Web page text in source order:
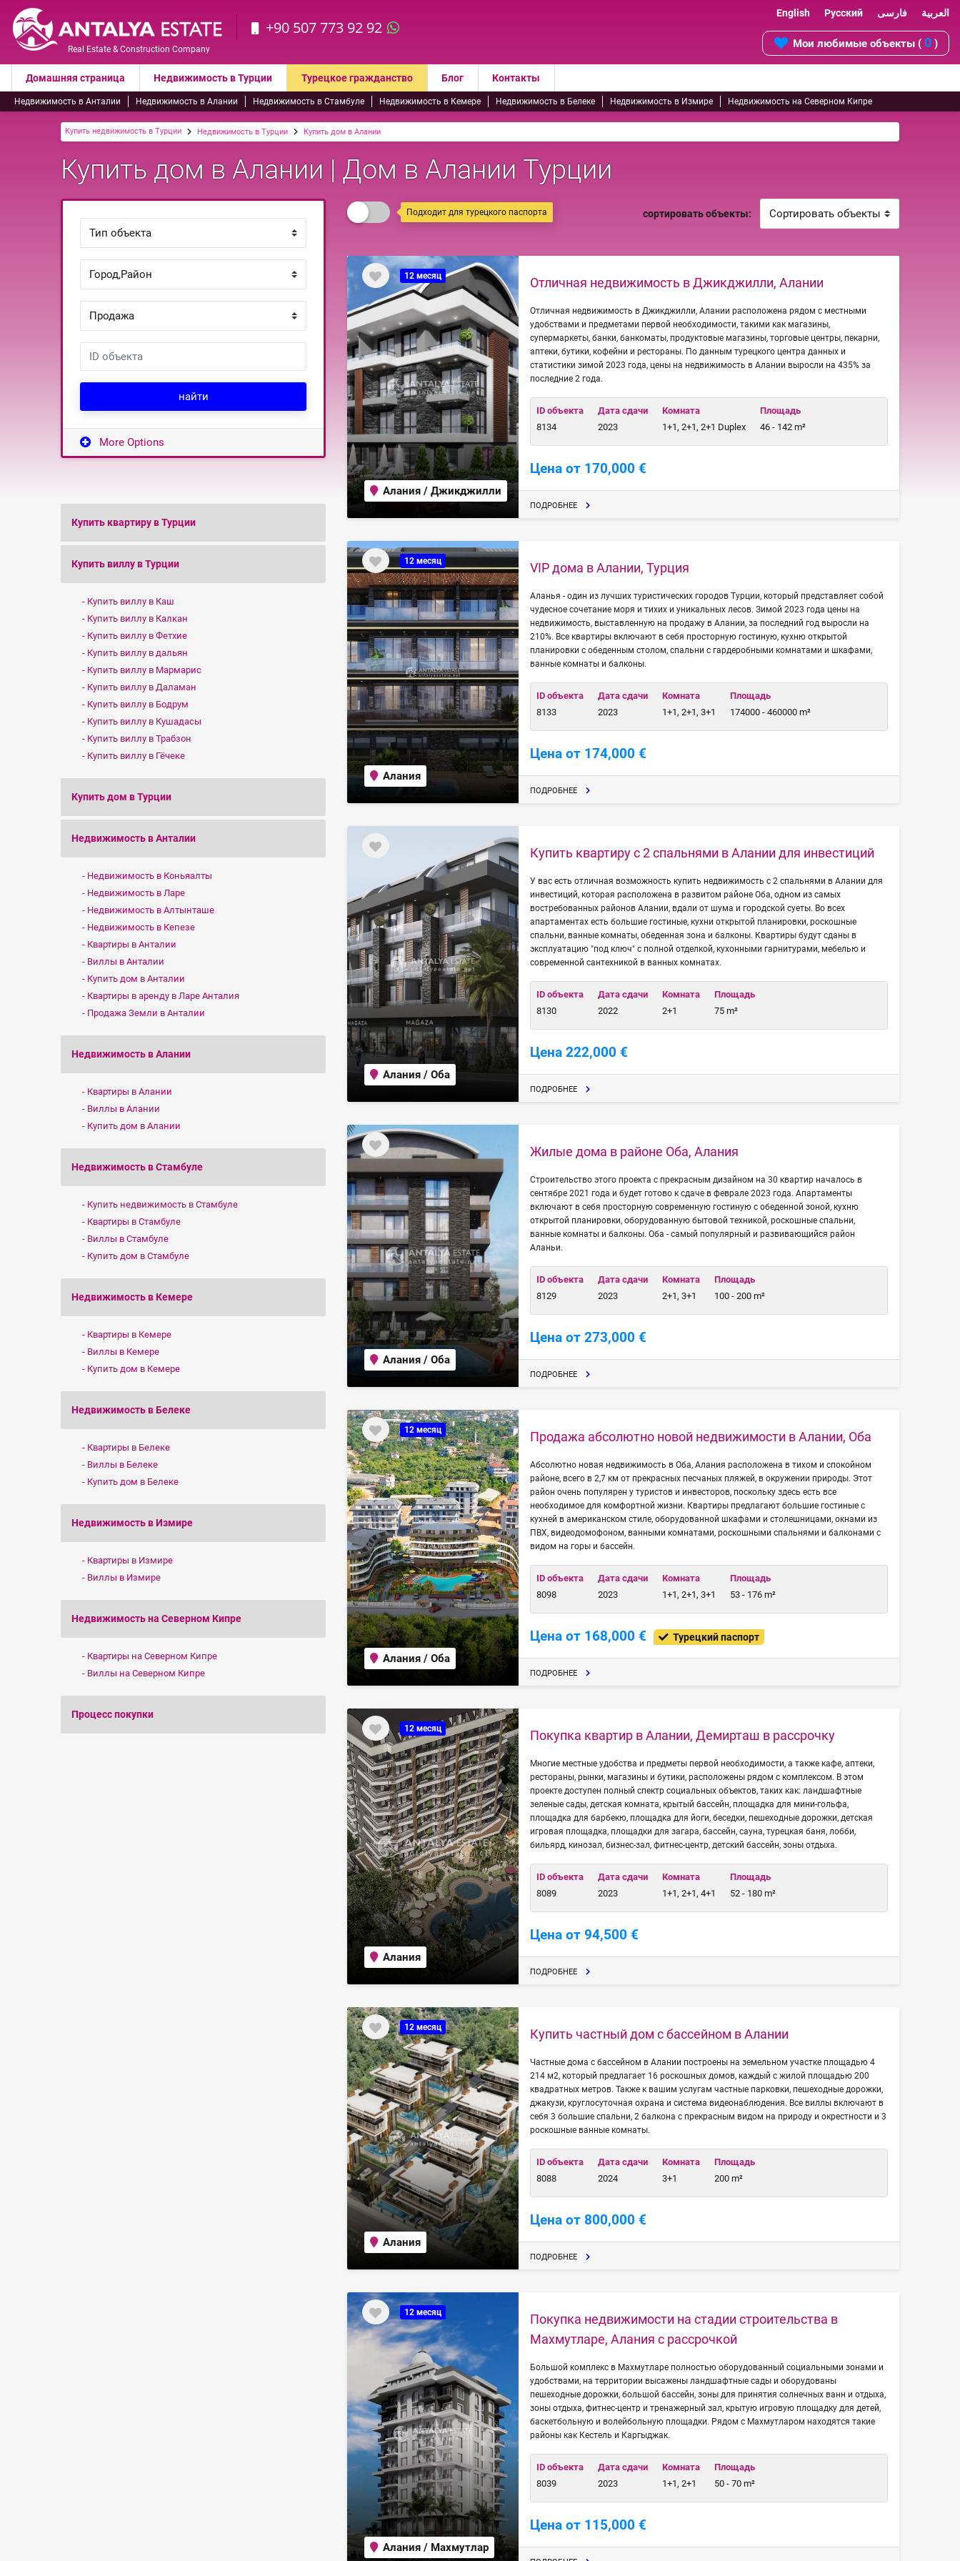
Real Estate & Construction Company
+90 507 773 92 92
English Русский فارسی العربية
Мои любимые объекты ( 0 )
Домашняя страница Недвижимость в Турции Турецкое гражданство Блог Контакты
Недвижимость в Анталии Недвижимость в Алании Недвижимость в Стамбуле Недвижимость в Кемере Недвижимость в Белеке Недвижимость в Измире Недвижимость на Северном Кипре
Купить недвижимость в Турции Недвижимость в Турции Купить дом в Алании
Купить дом в Алании | Дом в Алании Турции
найти
More Options
Купить квартиру в Турции
Купить виллу в Турции
Купить виллу в Каш
Купить виллу в Калкан
Купить виллу в Фетхие
Купить виллу в дальян
Купить виллу в Мармарис
Купить виллу в Даламан
Купить виллу в Бодрум
Купить виллу в Кушадасы
Купить виллу в Трабзон
Купить виллу в Гёчеке
Купить дом в Турции
Недвижимость в Анталии
Недвижимость в Коньяалты
Недвижимость в Ларе
Недвижимость в Алтынташе
Недвижимость в Кепезе
Квартиры в Анталии
Виллы в Анталии
Купить дом в Анталии
Квартиры в аренду в Ларе Анталия
Продажа Земли в Анталии
Недвижимость в Алании
Квартиры в Алании
Виллы в Алании
Купить дом в Алании
Недвижимость в Стамбуле
Купить недвижимость в Стамбуле
Квартиры в Стамбуле
Виллы в Стамбуле
Купить дом в Стамбуле
Недвижимость в Кемере
Квартиры в Кемере
Виллы в Кемере
Купить дом в Кемере
Недвижимость в Белеке
Квартиры в Белеке
Виллы в Белеке
Купить дом в Белеке
Недвижимость в Измире
Квартиры в Измире
Виллы в Измире
Недвижимость на Северном Кипре
Квартиры на Северном Кипре
Виллы на Северном Кипре
Процесс покупки
Подходит для турецкого паспорта сортировать объекты:
12 месяц Отличная недвижимость в Джикджилли, Алании
Алания / Джикджилли
Отличная недвижимость в Джикджилли, Алании расположена рядом с местными
удобствами и предметами первой необходимости, такими как магазины,
супермаркеты, банки, банкоматы, продуктовые магазины, торговые центры, пекарни,
аптеки, бутики, кофейни и рестораны. По данным турецкого центра данных и
статистики зимой 2023 года, цены на недвижимость в Алании выросли на 435% за
последние 2 года.
ID объекта
8134
Дата сдачи
2023
Комната
1+1, 2+1, 2+1 Duplex
Площадь
46 - 142 m²
Цена от 170,000 €
ПОДРОБНЕЕ
12 месяц VIP дома в Алании, Турция
Алания
Аланья - один из лучших туристических городов Турции, который представляет собой
чудесное сочетание моря и тихих и уникальных лесов. Зимой 2023 года цены на
недвижимость, выставленную на продажу в Алании, за последний год выросли на
210%. Все квартиры включают в себя просторную гостиную, кухню открытой
планировки с обеденным столом, спальни с гардеробными комнатами и шкафами,
ванные комнаты и балконы.
ID объекта
8133
Дата сдачи
2023
Комната
1+1, 2+1, 3+1
Площадь
174000 - 460000 m²
Цена от 174,000 €
ПОДРОБНЕЕ
Купить квартиру с 2 спальнями в Алании для инвестиций
Алания / Оба
У вас есть отличная возможность купить недвижимость с 2 спальнями в Алании для
инвестиций, которая расположена в развитом районе Оба, одном из самых
востребованных районов Алании, вдали от шума и городской суеты. Во всех
апартаментах есть большие гостиные, кухни открытой планировки, роскошные
спальни, ванные комнаты, обеденная зона и балконы. Квартиры будут сданы в
эксплуатацию "под ключ" с полной отделкой, кухонными гарнитурами, мебелью и
современной сантехникой в ванных комнатах.
ID объекта
8130
Дата сдачи
2022
Комната
2+1
Площадь
75 m²
Цена 222,000 €
ПОДРОБНЕЕ
Жилые дома в районе Оба, Алания
Алания / Оба
Строительство этого проекта с прекрасным дизайном на 30 квартир началось в
сентябре 2021 года и будет готово к сдаче в феврале 2023 года. Апартаменты
включают в себя просторную современную гостиную с обеденной зоной, кухню
открытой планировки, оборудованную бытовой техникой, роскошные спальни,
ванные комнаты и балконы. Оба - самый популярный и развивающийся район
Аланьи.
ID объекта
8129
Дата сдачи
2023
Комната
2+1, 3+1
Площадь
100 - 200 m²
Цена от 273,000 €
ПОДРОБНЕЕ
12 месяц Продажа абсолютно новой недвижимости в Алании, Оба
Алания / Оба
Абсолютно новая недвижимость в Оба, Алания расположена в тихом и спокойном
районе, всего в 2,7 км от прекрасных песчаных пляжей, в окружении природы. Этот
район очень популярен у туристов и инвесторов, поскольку здесь есть все
необходимое для комфортной жизни. Квартиры предлагают большие гостиные с
кухней в американском стиле, оборудованной шкафами и столешницами, окнами из
ПВХ, видеодомофоном, ванными комнатами, роскошными спальнями и балконами с
видом на горы и бассейн.
ID объекта
8098
Дата сдачи
2023
Комната
1+1, 2+1, 3+1
Площадь
53 - 176 m²
Цена от 168,000 € Турецкий паспорт
ПОДРОБНЕЕ
12 месяц Покупка квартир в Алании, Демирташ в рассрочку
Алания
Многие местные удобства и предметы первой необходимости, а также кафе, аптеки,
рестораны, рынки, магазины и бутики, расположены рядом с комплексом. В этом
проекте доступен полный спектр социальных объектов, таких как: ландшафтные
зеленые сады, детская комната, крытый бассейн, площадка для мини-гольфа,
площадка для барбекю, площадка для йоги, беседки, пешеходные дорожки, детская
игровая площадка, площадки для загара, бассейн, сауна, турецкая баня, лобби,
бильярд, кинозал, бизнес-зал, фитнес-центр, детский бассейн, зоны отдыха.
ID объекта
8089
Дата сдачи
2023
Комната
1+1, 2+1, 4+1
Площадь
52 - 180 m²
Цена от 94,500 €
ПОДРОБНЕЕ
12 месяц Купить частный дом с бассейном в Алании
Алания
Частные дома с бассейном в Алании построены на земельном участке площадью 4
214 м2, который предлагает 16 роскошных домов, каждый с жилой площадью 200
квадратных метров. Также к вашим услугам частные парковки, пешеходные дорожки,
джакузи, круглосуточная охрана и система видеонаблюдения. Все виллы включают в
себя 3 большие спальни, 2 балкона с прекрасным видом на природу и окрестности и 3
роскошные ванные комнаты.
ID объекта
8088
Дата сдачи
2024
Комната
3+1
Площадь
200 m²
Цена от 800,000 €
ПОДРОБНЕЕ
12 месяц
Покупка недвижимости на стадии строительства в
Махмутларе, Алания с рассрочкой
Алания / Махмутлар
Большой комплекс в Махмутларе полностью оборудованный социальными зонами и
удобствами, на территории высажены ландшафтные сады и оборудованы
пешеходные дорожки, большой бассейн, зоны для принятия солнечных ванн и отдыха,
зоны отдыха, фитнес-центр и тренажерный зал, крытую игровую площадку для детей,
баскетбольную и волейбольную площадки. Рядом с Махмутларом находятся такие
районы как Кестель и Каргыджак.
ID объекта
8039
Дата сдачи
2023
Комната
1+1, 2+1
Площадь
50 - 70 m²
Цена от 115,000 €